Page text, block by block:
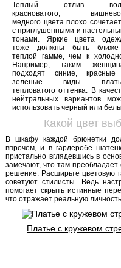
Теплый отлив
красноватого,
медного цвета плохо
с приглушенными и
тонами. Яркие цвета
тоже должны быть
теплой гамме, чем к
Например, таким
подходят синие,
зеленые виды
тепловатого оттенка. В
нейтральных вариантов
использовать черный или
Какой цвет
В шкафу каждой брюнетки
впрочем, и в гардеробе
пристально вглядевшись в
замечают, что там
решение. Расширьте цветовую
советуют стилисты. Ведь
помогает скрыть истинные
что отражает реальную
Платье с кружевом